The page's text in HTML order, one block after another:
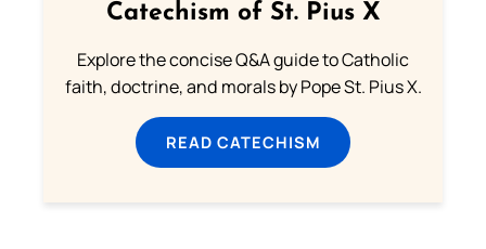
Catechism of St. Pius X
Explore the concise Q&A guide to Catholic
faith, doctrine, and morals by Pope St. Pius X.
READ CATECHISM